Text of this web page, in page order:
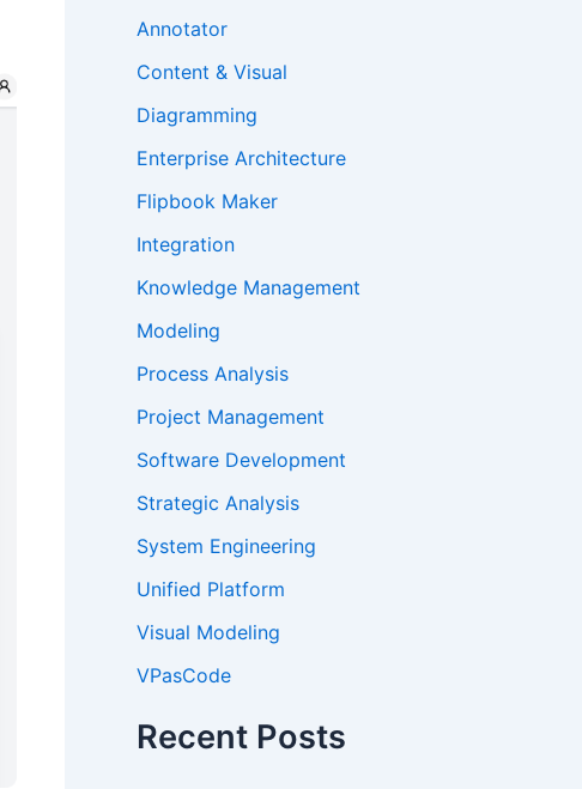
Annotator
Content & Visual
Diagramming
Enterprise Architecture
Flipbook Maker
Integration
Knowledge Management
Modeling
Process Analysis
Project Management
Software Development
Strategic Analysis
System Engineering
Unified Platform
Visual Modeling
VPasCode
Recent Posts